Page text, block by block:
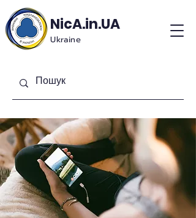
NicA.in.UA
Ukraine